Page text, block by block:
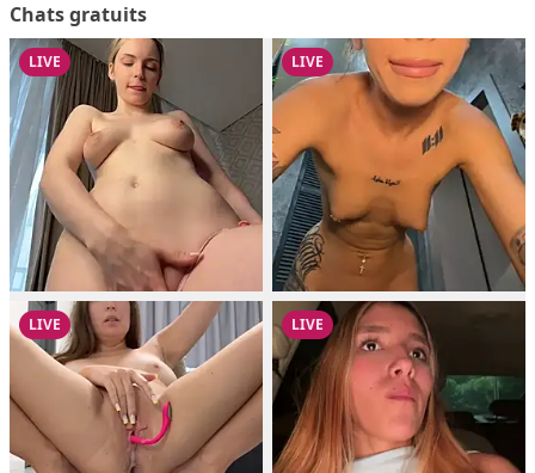
Chats gratuits